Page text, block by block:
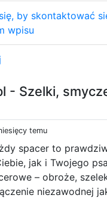
- Szelki,
temu
spacer to
jak i Twojego
– obroże,
niezawodnej
by skontaktować
wpisu